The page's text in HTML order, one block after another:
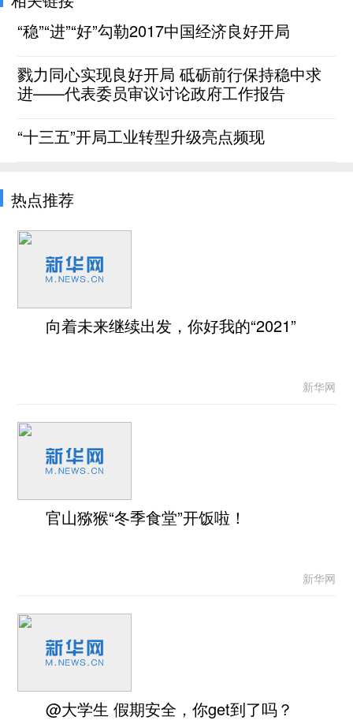
“稳”“进”“好”勾勒2017中国经济良好开局
戮力同心实现良好开局 砥砺前行保持稳中求
进——代表委员审议讨论政府工作报告
“十三五”开局工业转型升级亮点频现
热点推荐
向着未来继续出发，你好我的“2021”
新华网
官山猕猴“冬季食堂”开饭啦！
新华网
@大学生 假期安全，你get到了吗？